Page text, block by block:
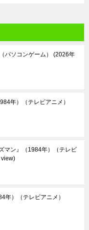
パソコンゲーム）
2026年
年）（テレビアニメ）
マン』（1984年）（テレビ
年）（テレビアニメ）